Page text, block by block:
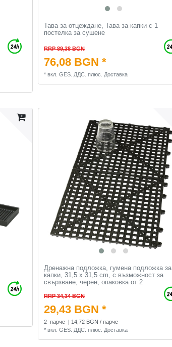
Тава за отцеждане, Тава за капки с 1
постелка за сушене
RRP 89,38 BGN
76,08 BGN *
*вкл. GES. ДДС. плюс. Доставка
Дренажна подложка, гумена подложка за
капки, 31,5 x 31,5 cm, с възможност за
свързване, черен, опаковка от 2
RRP 34,34 BGN
29,43 BGN *
2 парче | 14,72 BGN / парче
*вкл. GES. ДДС. плюс. Доставка